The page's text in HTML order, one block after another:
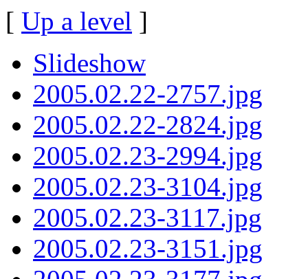
[ Up a level ]
Slideshow
2005.02.22-2757.jpg
2005.02.22-2824.jpg
2005.02.23-2994.jpg
2005.02.23-3104.jpg
2005.02.23-3117.jpg
2005.02.23-3151.jpg